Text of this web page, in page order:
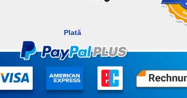
Plată